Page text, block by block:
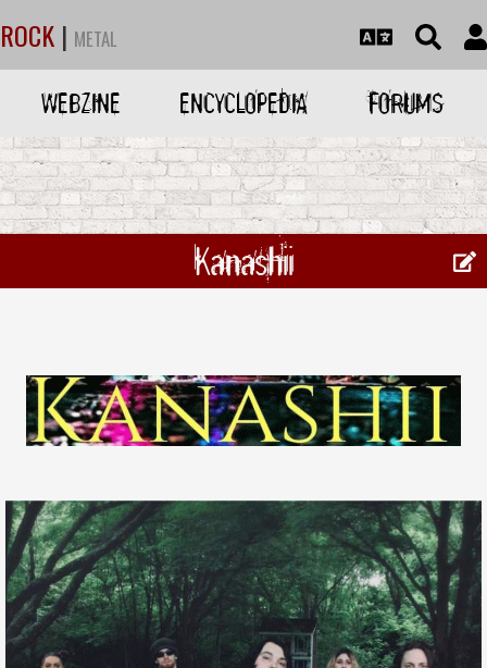
ROCK | METAL
WEBZINE ENCYCLOPEDIA FORUMS
Kanashii